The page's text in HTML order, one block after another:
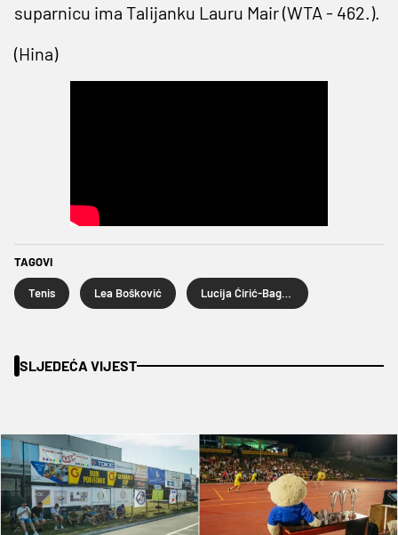
suparnicu ima Talijanku Lauru Mair (WTA - 462.).
(Hina)
TAGOVI
Tenis Lea Bošković
SLJEDEĆA VIJEST